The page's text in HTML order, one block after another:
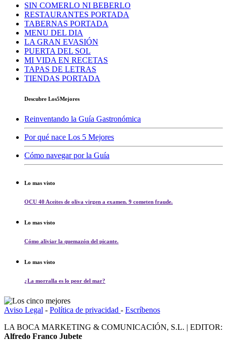
SIN COMERLO NI BEBERLO
RESTAURANTES PORTADA
TABERNAS PORTADA
MENU DEL DIA
LA GRAN EVASIÓN
PUERTA DEL SOL
MI VIDA EN RECETAS
TAPAS DE LETRAS
TIENDAS PORTADA
Descubre Los5Mejores
Reinventando la Guía Gastronómica
Por qué nace Los 5 Mejores
Cómo navegar por la Guía
Lo mas visto
OCU 40 Aceites de oliva virgen a examen. 9 cometen fraude.
Lo mas visto
Cómo aliviar la quemazón del picante.
Lo mas visto
¿La morralla es lo peor del mar?
Aviso Legal - Política de privacidad - Escríbenos
LA BOCA MARKETING & COMUNICACIÓN, S.L. | EDITOR:
Alfredo Franco Jubete